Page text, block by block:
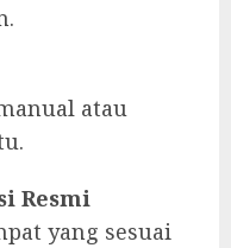
atau
Resmi
yang sesuai